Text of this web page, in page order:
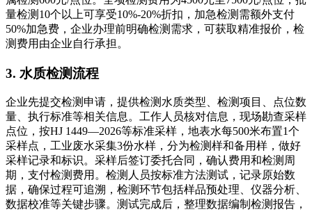
量检测10个以上可享受10%-20%折扣，加急检测需额外支付
50%加急费，企业办理前明确检测需求，可获取精准报价，检
测费用由企业自行承担。
3. 水质检测流程
企业先提交检测申请，提供检测水质类型、检测项目、点位数
量、执行标准等相关信息。工作人员核对信息，现场勘查采样
点位，按HJ 1449—2026等标准采样，地表水每500米布置1个
采样点，工业废水采集3份水样，分为检测样和备用样，做好
采样记录和标识。采样后签订委托合同，确认费用和检测周
期，支付检测费用。检测人员按标准方法测试，记录原始数
据，确保过程可追溯，检测环节包括样品预处理、仪器分析、
数据校准等关键步骤。测试完成后，整理数据编制检测报告，